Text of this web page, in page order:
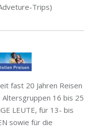
Trips)
fast 20 Jahren Reisen
Altersgruppen 16 bis 25
LEUTE, für 13- bis
sowie für die